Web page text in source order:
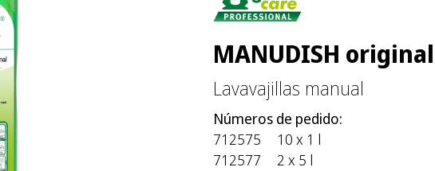
MANUDISH original
Lavavajillas manual
Números de pedido:
712575
10 x 1 l
712577
2 x 5 l